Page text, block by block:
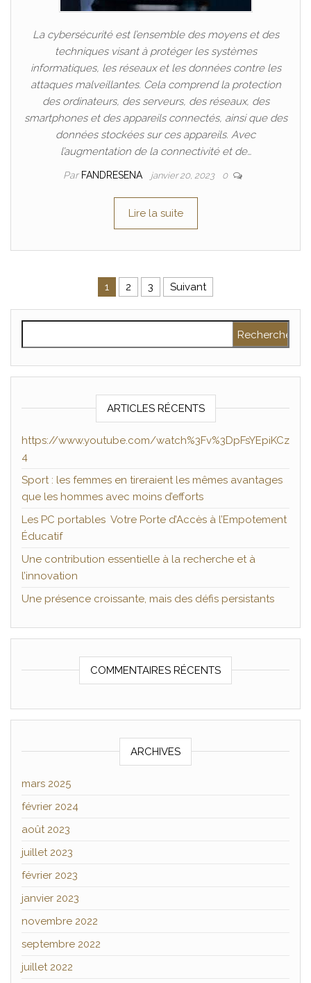
La cybersécurité est l’ensemble des moyens et des
techniques visant à protéger les systèmes
informatiques, les réseaux et les données contre les
attaques malveillantes. Cela comprend la protection
des ordinateurs, des serveurs, des réseaux, des
smartphones et des appareils connectés, ainsi que des
données stockées sur ces appareils. Avec
l’augmentation de la connectivité et de…
Par FANDRESENA janvier 20, 2023 0
Lire la suite
Pagination des publications
1 2 3 Suivant
ARTICLES RÉCENTS
https://www.youtube.com/watch%3Fv%3DpFsYEpiKCz
4
Sport : les femmes en tireraient les mêmes avantages
que les hommes avec moins d’efforts
Les PC portables Votre Porte d’Accès à l’Empotement
Éducatif
Une contribution essentielle à la recherche et à
l’innovation
Une présence croissante, mais des défis persistants
COMMENTAIRES RÉCENTS
ARCHIVES
mars 2025
février 2024
août 2023
juillet 2023
février 2023
janvier 2023
novembre 2022
septembre 2022
juillet 2022